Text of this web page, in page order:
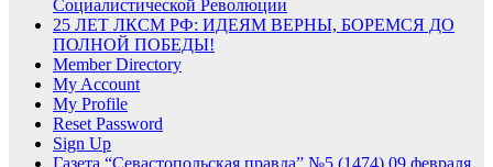
Социалистической Революции
25 ЛЕТ ЛКСМ РФ: ИДЕЯМ ВЕРНЫ, БОРЕМСЯ ДО
ПОЛНОЙ ПОБЕДЫ!
Member Directory
My Account
My Profile
Reset Password
Sign Up
Газета “Севастопольская правда” №5 (1474) 09 февраля